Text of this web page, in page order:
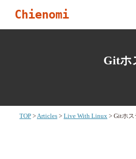
Chienomi
Gitホ
TOP Articles Live With Linux Gitホス